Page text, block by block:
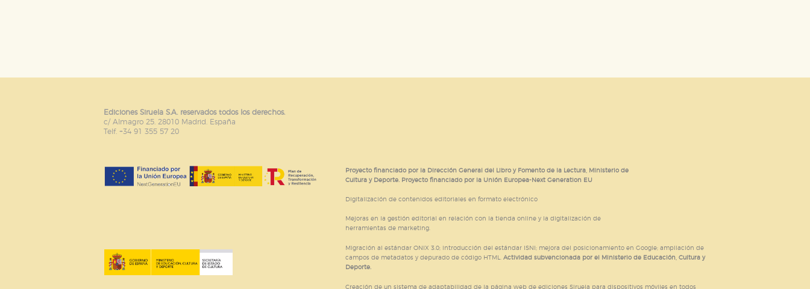
Ediciones Siruela S.A. reservados todos los derechos.
c/ Almagro 25. 28010 Madrid. España
Telf. +34 91 355 57 20
Proyecto financiado por la Dirección General del Libro y Fomento de la Lectura, Ministerio de
Cultura y Deporte. Proyecto financiado por la Unión Europea-Next Generation EU
Digitalización de contenidos editoriales en formato electrónico
Mejoras en la gestión editorial en relación con la tienda online y la digitalización de
herramientas de marketing.
Migración al estándar ONIX 3.0; introducción del estándar ISNI; mejora del posicionamiento en Google; ampliación de
campos de metadatos y depurado de código HTML. Actividad subvencionada por el Ministerio de Educación, Cultura y
Deporte.
Creación de un sistema de adaptabilidad de la página web de ediciones Siruela para dispositivos móviles en todos
Puede consultar nuestrapolítica de cookies